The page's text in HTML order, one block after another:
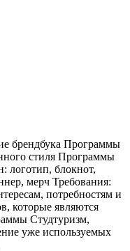
брендбука Программы
стиля Программы
логотип, блокнот,
мерч Требования:
потребностям и
которые являются
Студтуризм,
уже используемых